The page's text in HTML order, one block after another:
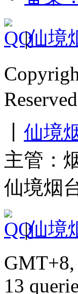
|仙境
仙境
主管：
仙境烟
|仙境
GMT+8,
13